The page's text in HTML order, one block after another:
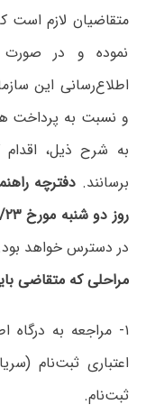
متقاضیان لازم است
نموده و در
اطلاع‌رسانی این
و نسبت به پرداخت
به شرح ذیل،
برسانند. دفترچه
روز دو شنبه مورخ ۱۴۰۰/۱۲/۲۳
در دسترس خواهد
مراحلی که متقاضی
۱- مراجعه به درگاه
ثبت‌نام.